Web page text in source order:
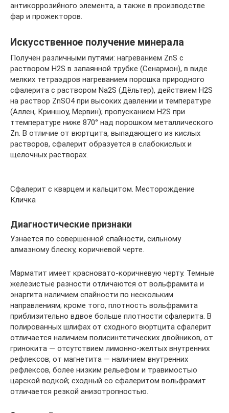
антикоррозийного элемента, а также в производстве
фар и прожекторов.
Искусственное получение минерала
Получен различными путями: нагреванием ZnS с
раствором H2S в запаянной трубке (Сенармон), в виде
мелких тетраэдров нагреванием порошка природного
сфалерита с раствором Na2S (Дёльтер), действием H2S
на раствор ZnSO4 при высоких давлении и температуре
(Аллен, Криншоу, Мервин); пропусканием H2S при
ттемпературе ниже 870° над порошком металлического
Zn. В отличие от вюртцита, выпадающего из кислых
растворов, сфалерит образуется в слабокислых и
щелочных растворах.
Сфалерит с кварцем и кальцитом. Месторождение
Кличка
Диагностические признаки
Узнается по совершенной спайности, сильному
алмазному блеску, коричневой черте.
Марматит имеет красновато-коричневую черту. Темные
железистые разности отличаются от вольфрамита и
энаргита наличием спайности по нескольким
направлениям; кроме того, плотность вольфрамита
приблизительно вдвое больше плотности сфалерита. В
полированных шлифах от сходного вюртцита сфалерит
отличается наличием полисинтетических двойников, от
гринокита — отсутствием лимонно-желтых внутренних
рефлексов, от магнетита — наличием внутренних
рефлексов, более низким рельефом и травимостыо
царской водкой; сходный со сфалеритом вольфрамит
отличается резкой анизотропностью.